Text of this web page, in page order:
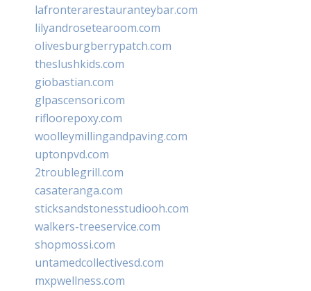
lafronterarestauranteybar.com
lilyandrosetearoom.com
olivesburgberrypatch.com
theslushkids.com
giobastian.com
glpascensori.com
rifloorepoxy.com
woolleymillingandpaving.com
uptonpvd.com
2troublegrill.com
casateranga.com
sticksandstonesstudiooh.com
walkers-treeservice.com
shopmossi.com
untamedcollectivesd.com
mxpwellness.com